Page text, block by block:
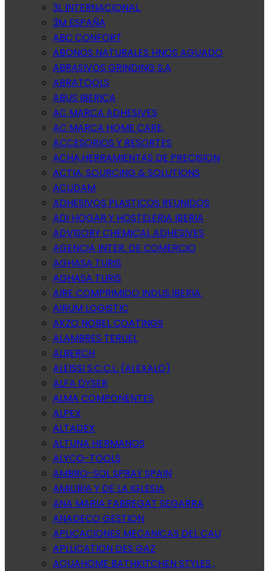
3L INTERNACIONAL.
3M ESPAÑA
ABC CONFORT
ABONOS NATURALES HNOS AGUADO
ABRASIVOS GRINDING S.A
ABRATOOLS
ABUS IBERICA
AC MARCA ADHESIVES
AC MARCA HOME CARE,
ACCESORIOS Y RESORTES
ACHA,HERRAMIENTAS DE PRECISION
ACTIA, SOURCING & SOLUTIONS
ACUDAM
ADHESIVOS PLASTICOS REUNIDOS
ADI HOGAR Y HOSTELERIA IBERIA
ADVISORY CHEMICAL ADHESIVES
AGENCIA INTER. DE COMERCIO
AGHASA TURIS
AGHASA TURIS
AIRE COMPRIMIDO INDUS.IBERIA.
AIRUM LOGISTIC
AKZO NOBEL COATINGS
ALAMBRES TERUEL
ALBERCH
ALEISSI S.C.C.L. (ALEXALO)
ALFA DYSER
ALMA COMPONENTES
ALPEX
ALTADEX
ALTUNA HERMANOS
ALYCO-TOOLS
AMBRO-SOL SPRAY SPAIN
AMILIBIA Y DE LA IGLESIA
ANA MARIA FABREGAT SEGARRA
ANADECO GESTION
APLICACIONES MECANICAS DEL CAU
APLLICATION DES GAZ
AQUAHOME BATHKITCHEN STYLES ,